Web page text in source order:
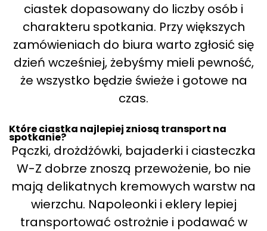
ciastek dopasowany do liczby osób i
charakteru spotkania. Przy większych
zamówieniach do biura warto zgłosić się
dzień wcześniej, żebyśmy mieli pewność,
że wszystko będzie świeże i gotowe na
czas.
Które ciastka najlepiej zniosą transport na
spotkanie?
Pączki, drożdżówki, bajaderki i ciasteczka
W-Z dobrze znoszą przewożenie, bo nie
mają delikatnych kremowych warstw na
wierzchu. Napoleonki i eklery lepiej
transportować ostrożnie i podawać w